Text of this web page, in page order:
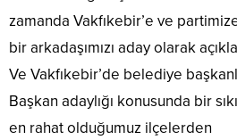
zamanda Vakfıkebir’e ve
bir arkadaşımızı aday olarak
Ve Vakfıkebir’de belediye
Başkan adaylığı konusunda bir
en rahat olduğumuz ilçelerden